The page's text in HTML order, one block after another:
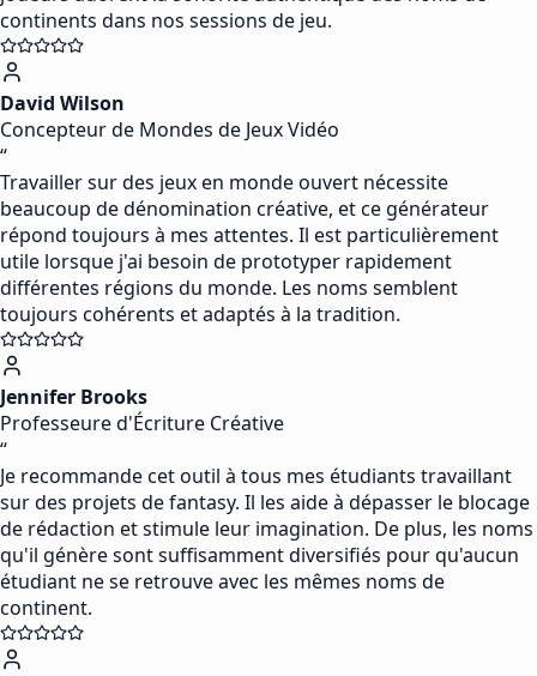
continents dans nos sessions de jeu.
David Wilson
Concepteur de Mondes de Jeux Vidéo
“
Travailler sur des jeux en monde ouvert nécessite
beaucoup de dénomination créative, et ce générateur
répond toujours à mes attentes. Il est particulièrement
utile lorsque j'ai besoin de prototyper rapidement
différentes régions du monde. Les noms semblent
toujours cohérents et adaptés à la tradition.
Jennifer Brooks
Professeure d'Écriture Créative
“
Je recommande cet outil à tous mes étudiants travaillant
sur des projets de fantasy. Il les aide à dépasser le blocage
de rédaction et stimule leur imagination. De plus, les noms
qu'il génère sont suffisamment diversifiés pour qu'aucun
étudiant ne se retrouve avec les mêmes noms de
continent.